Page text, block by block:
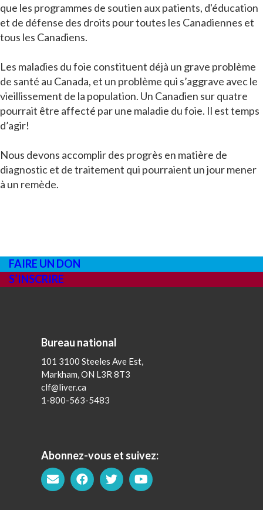
que les programmes de soutien aux patients, d'éducation
et de défense des droits pour toutes les Canadiennes et
tous les Canadiens.
Les maladies du foie constituent déjà un grave problème
de santé au Canada, et un problème qui s’aggrave avec le
vieillissement de la population. Un Canadien sur quatre
pourrait être affecté par une maladie du foie. Il est temps
d’agir!
Nous devons accomplir des progrès en matière de
diagnostic et de traitement qui pourraient un jour mener
à un remède.
FAIRE UN DON
S’INSCRIRE
Bureau national
101 3100 Steeles Ave Est,
Markham, ON L3R 8T3
clf@liver.ca
1-800-563-5483
Abonnez-vous et suivez: